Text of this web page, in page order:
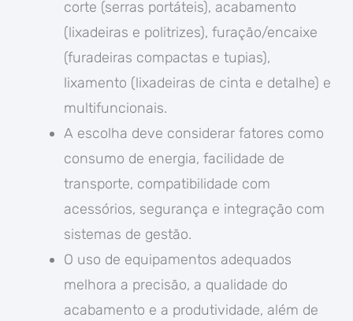
corte (serras portáteis), acabamento
(lixadeiras e politrizes), furação/encaixe
(furadeiras compactas e tupias),
lixamento (lixadeiras de cinta e detalhe) e
multifuncionais.
A escolha deve considerar fatores como
consumo de energia, facilidade de
transporte, compatibilidade com
acessórios, segurança e integração com
sistemas de gestão.
O uso de equipamentos adequados
melhora a precisão, a qualidade do
acabamento e a produtividade, além de